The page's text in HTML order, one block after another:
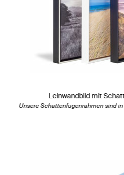
Leinwandbild mit
Unsere Schattenfugenrahmen sind